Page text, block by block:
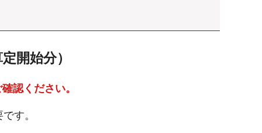
開始分）
認ください。
す。